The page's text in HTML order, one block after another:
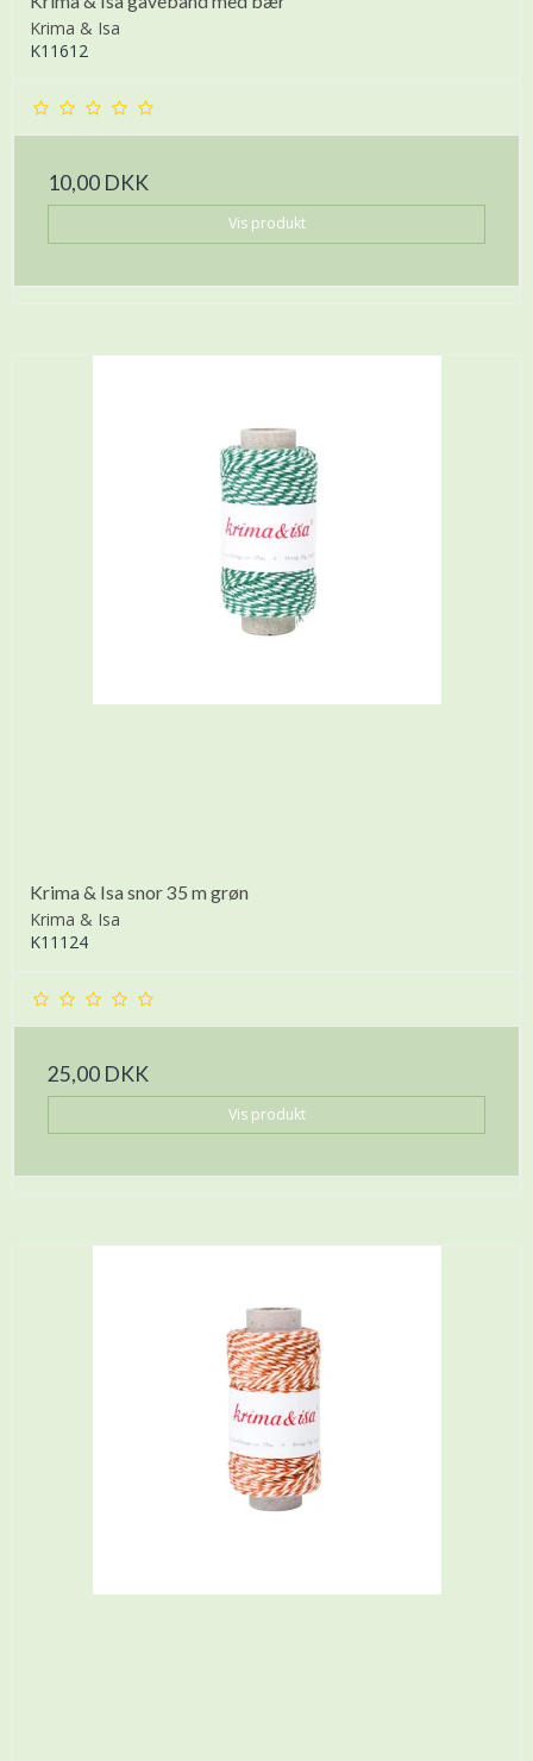
Krima & Isa
K11612
10,00 DKK
Vis produkt
Krima & Isa snor 35 m grøn
Krima & Isa
K11124
25,00 DKK
Vis produkt